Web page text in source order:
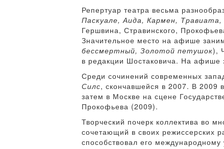
Репертуар театра весьма
Паскуале, Аида, Кармен,
Гершвина, Стравинского,
Значительное место на афише
бессмертный, Золотой петушок),
в редакции Шостаковича. На афише
Среди сочинений современных
Силс, скончавшейся в 2007. В 2009
затем в Москве на сцене
Прокофьева (2009).
Творческий почерк коллектива во
сочетающий в своих режиссерских
способствовал его